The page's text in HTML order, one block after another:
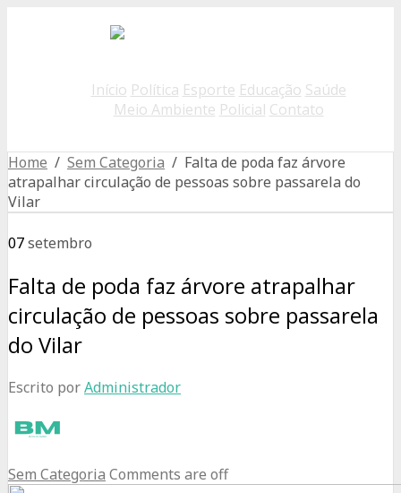
Início Política Esporte Educação Saúde
Meio Ambiente Policial Contato
Home / Sem Categoria / Falta de poda faz árvore
atrapalhar circulação de pessoas sobre passarela do
Vilar
07setembro
Falta de poda faz árvore atrapalhar
circulação de pessoas sobre passarela
do Vilar
Escrito porAdministrador
Sem Categoria Comments are off